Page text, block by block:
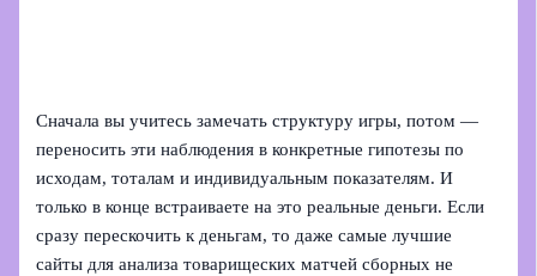
Сначала вы учитесь замечать структуру игры, потом —
переносить эти наблюдения в конкретные гипотезы по
исходам, тоталам и индивидуальным показателям. И
только в конце встраиваете на это реальные деньги. Если
сразу перескочить к деньгам, то даже самые лучшие
сайты для анализа товарищеских матчей сборных не